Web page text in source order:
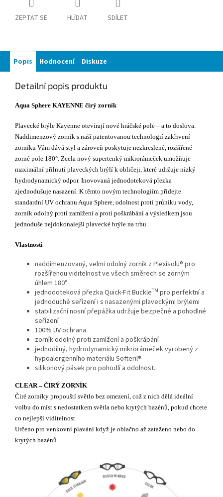
ZEPTAT SE HLÍDAT SDÍLET
Popis Hodnocení Diskuze
Detailní popis produktu
Aqua Sphere KAYENNE čirý zorník
Plavecké brýle Kayenne otevírají nové hráčské pole – a to doslova.
Naddimenzový zorník s naší patentovanou technologií zakřivení
zorníku Vám dává styl a zároveň poskytuje nezkreslené, rozšířené
zorné pole 180°. Zcela nový supertenký mikrorámeček umožňuje
maximální přilnutí plaveckých brýlí k obličeji, které udržuje nízký
hydrodynamický odpor. Inovovaná jednodoteková přezka
zjednodušuje nasazení. K těmto novým technologiím přidejte
standardní UV ochranu Aqua Sphere, odolnost proti průniku vody,
zorník odolný proti zamlžení a proti poškrábání a výsledkem jsou
jednoduše nejdokonalejší plavecké brýle na trhu.
Vlastnosti
naddimenzovaný, velmi odolný zorník z Plexisolu® pro
rozšířenou viditelnost ve všech směrech se zorným
úhlem 180°
jednodoteková přezka Quick-Fit BuckleTM pro perfektní a
jednoduché seřízení i s nasazenými plaveckými brýlemi
stabilizační nosní přepážka udržuje bezpečné a pohodlné
seřízení
100% UV ochrana
zorník odolný proti zamlžení a poškrábání
jednodílný, hydrodynamický mikrorámeček vyrobený z
hypoalergenního materiálu Softeril®
silikonový pásek pro pohodlí a odolnost.
CLEAR – ČIRÝ ZORNÍK
Čiré zorníky propouští světlo bez omezení, což z nich dělá ideální
volbu do míst s nedostatkem světla nebo krytých bazénů, pokud chcete
co nejlepší viditelnost.
Určeno pro venkovní plavání když je oblačno až zataženo nebo do
krytých bazénů.